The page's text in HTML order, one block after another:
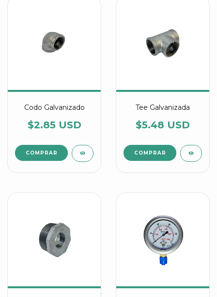
Codo Galvanizado
$2.85 USD
COMPRAR
Tee Galvanizada
$5.48 USD
COMPRAR